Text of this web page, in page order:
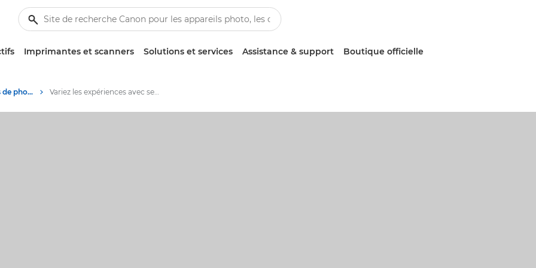
Imprimantes et scanners Solutions et services Assistance & support Boutique officielle
Conseils et techniques de photographie et d'impression Variez les expériences avec sept styles créatifs différents